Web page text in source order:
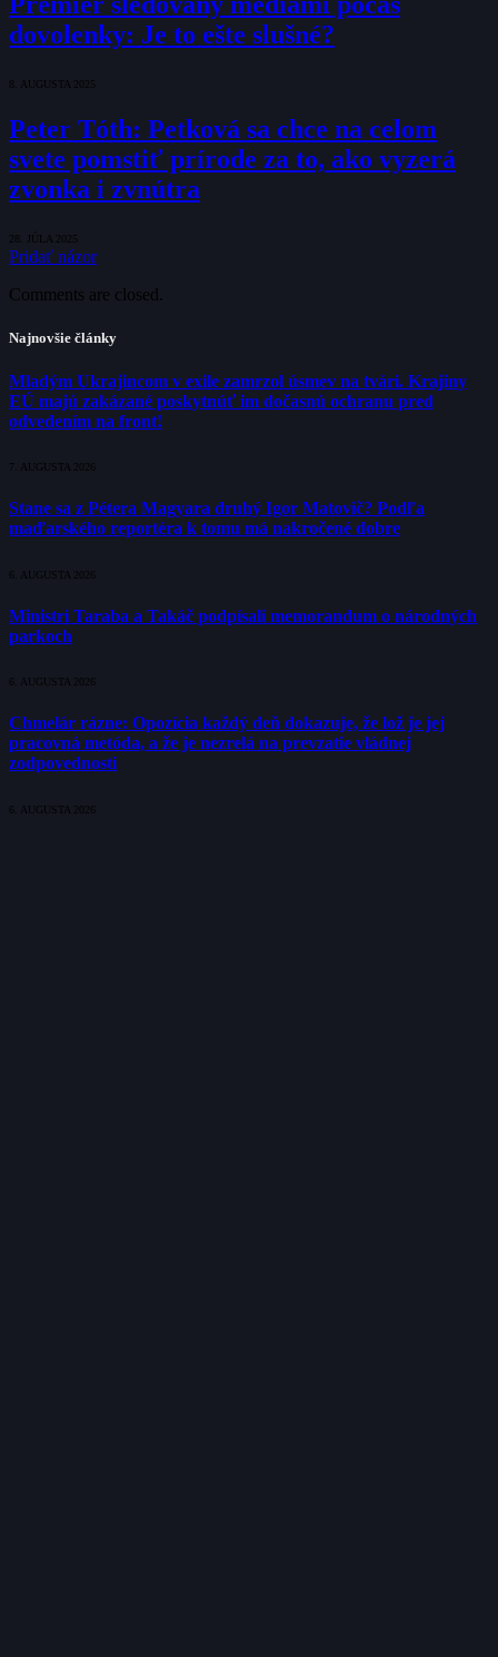
dovolenky: Je to ešte slušné?
8. AUGUSTA 2025
Peter Tóth: Petková sa chce na celom
svete pomstiť prírode za to, ako vyzerá
zvonka i zvnútra
28. JÚLA 2025
Pridať názor
Comments are closed.
Najnovšie články
Mladým Ukrajincom v exile zamrzol úsmev na tvári. Krajiny
EÚ majú zakázané poskytnúť im dočasnú ochranu pred
odvedením na front!
7. AUGUSTA 2026
Stane sa z Pétera Magyara druhý Igor Matovič? Podľa
maďarského reportéra k tomu má nakročené dobre
6. AUGUSTA 2026
Ministri Taraba a Takáč podpísali memorandum o národných
parkoch
6. AUGUSTA 2026
Chmelár rázne: Opozícia každý deň dokazuje, že lož je jej
pracovná metóda, a že je nezrelá na prevzatie vládnej
zodpovednosti
6. AUGUSTA 2026